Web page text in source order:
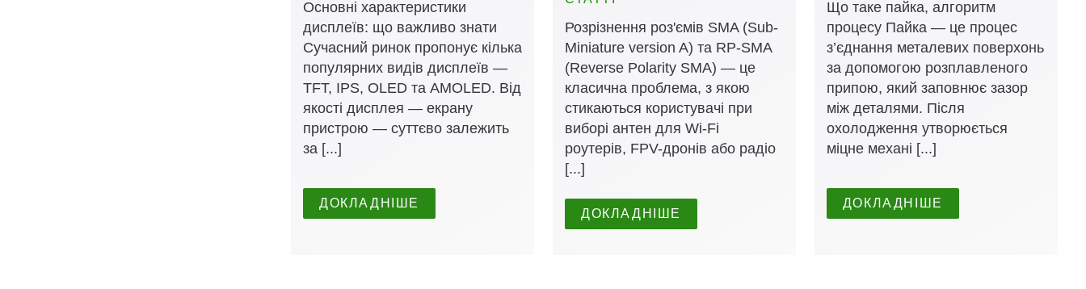
Основні характеристики
дисплеїв: що важливо знати
Сучасний ринок пропонує кілька
популярних видів дисплеїв —
TFT, IPS, OLED та AMOLED. Від
якості дисплея — екрану
пристрою — суттєво залежить
за [...]
ДОКЛАДНІШЕ
Розрізнення роз'ємів SMA (Sub-
Miniature version A) та RP-SMA
(Reverse Polarity SMA) — це
класична проблема, з якою
стикаються користувачі при
виборі антен для Wi-Fi
роутерів, FPV-дронів або радіо
[...]
ДОКЛАДНІШЕ
Що таке пайка, алгоритм
процесу Пайка — це процес
з’єднання металевих поверхонь
за допомогою розплавленого
припою, який заповнює зазор
між деталями. Після
охолодження утворюється
міцне механі [...]
ДОКЛАДНІШЕ